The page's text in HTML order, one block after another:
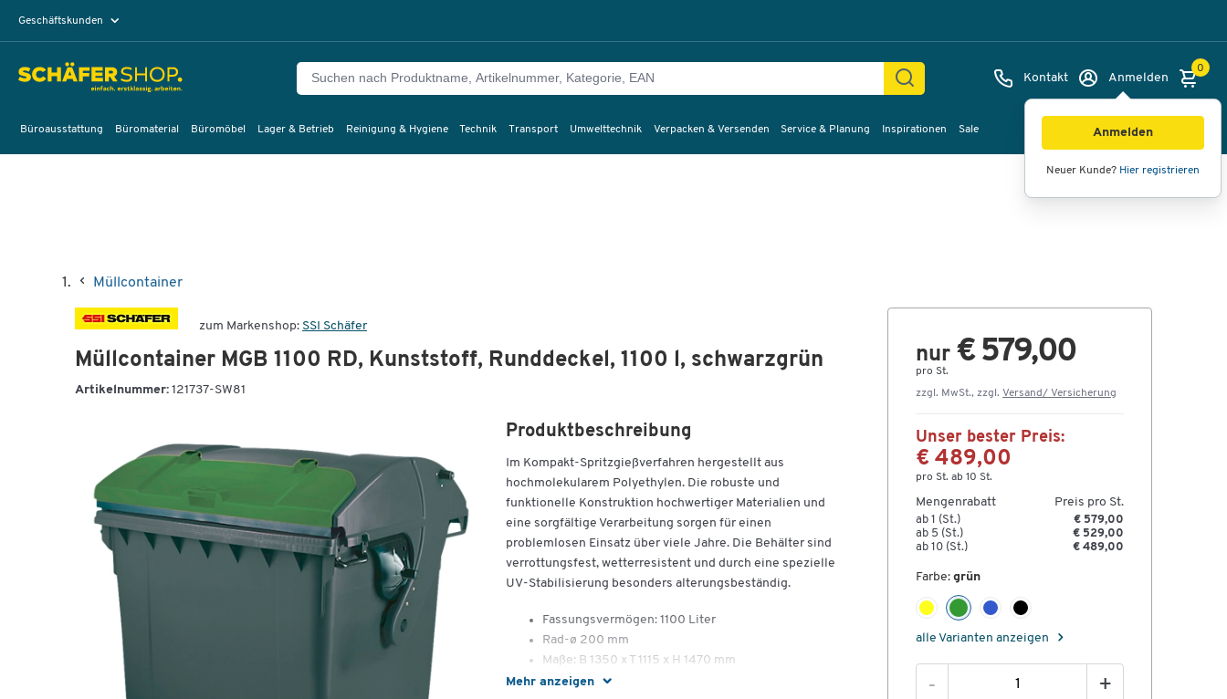
Geschäftskunden
Kontakt Anmelden
Anmelden
Neuer Kunde? Hier registrieren
0
Büroausstattung Büromaterial Büromöbel Lager & Betrieb Reinigung & Hygiene Technik Transport Umwelttechnik Verpacken & Versenden Service & Planung Inspirationen Sale
Müllcontainer
zum Markenshop: SSI Schäfer
Müllcontainer MGB 1100 RD, Kunststoff, Runddeckel, 1100 l, schwarzgrün
Artikelnummer: 121737-SW81
Mehr anzeigen
Produktbeschreibung
Im Kompakt-Spritzgießverfahren hergestellt aus
hochmolekularem Polyethylen. Die robuste und
funktionelle Konstruktion hochwertiger Materialien und
eine sorgfältige Verarbeitung sorgen für einen
problemlosen Einsatz über viele Jahre. Die Behälter sind
verrottungsfest, wetterresistent und durch eine spezielle
UV-Stabilisierung besonders alterungsbeständig.
Fassungsvermögen: 1100 Liter
Rad-ø 200 mm
Maße: B 1350 x T 1115 x H 1470 mm
Gewicht: 68 kg
nur € 579,00
pro St.
zzgl. MwSt., zzgl. Versand/ Versicherung
Unser bester Preis:
€ 489,00
pro St. ab 10 St.
Mengenrabatt Preis pro St.
ab 1 (St.)
€ 579,00
ab 5 (St.)
€ 529,00
ab 10 (St.)
€ 489,00
Farbe: grün
alle Varianten anzeigen
- +
Bilder Videos 360°-Ansicht